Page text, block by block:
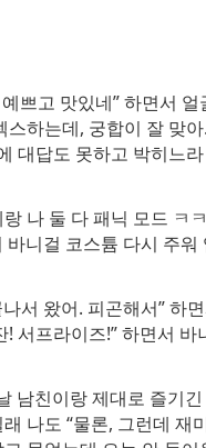
쁘고 맛있네” 하면서 얼
하는데, 궁합이 잘 맞
대답도 못하고 박히느
랑 나 둘 다 패닉 모드 ㅋ
바니걸 코스튬 다시 주
서 왔어. 피곤해서” 하
서프라이즈!” 하면서 바
남친이랑 제대로 즐기
나도 “물론, 그런데 재